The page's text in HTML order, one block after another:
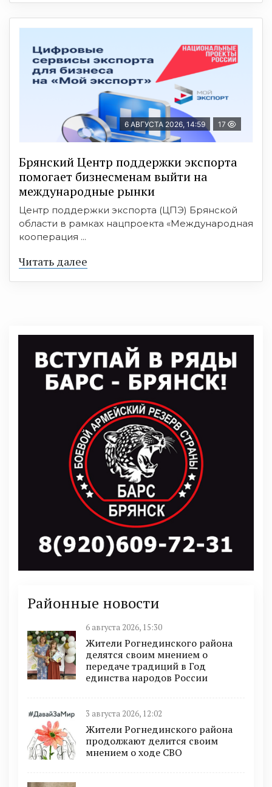
6 АВГУСТА 2026, 14:59 17
Брянский Центр поддержки экспорта
помогает бизнесменам выйти на
международные рынки
Центр поддержки экспорта (ЦПЭ) Брянской
области в рамках нацпроекта «Международная
кооперация ...
Читать далее
Районные новости
6 августа 2026, 15:30
Жители Рогнединского района
делятся своим мнением о
передаче традиций в Год
единства народов России
3 августа 2026, 12:02
Жители Рогнединского района
продолжают делится своим
мнением о ходе СВО